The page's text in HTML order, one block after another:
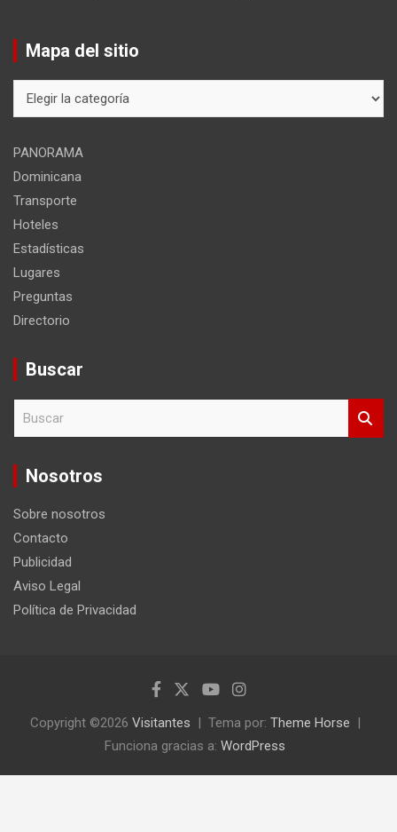
Mapa del sitio
del
PANORAMA
Dominicana
Transporte
Hoteles
Estadísticas
Lugares
Preguntas
Directorio
Buscar
c
Nosotros
Sobre nosotros
Contacto
Publicidad
Aviso Legal
Política de Privacidad
Copyright ©2026 Visitantes Tema por: Theme Horse
Funciona gracias a: WordPress